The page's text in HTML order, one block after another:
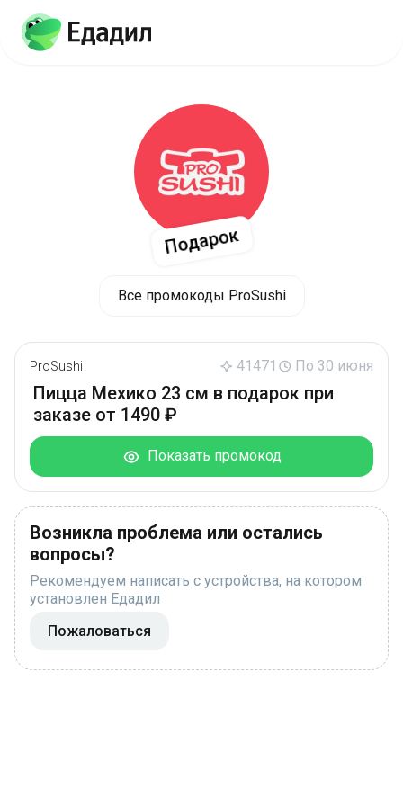
Подарок
Все промокоды ProSushi
ProSushi 41471 По 30 июня
Пицца Мехико 23 см в подарок при
заказе от 1490 ₽
Показать промокод
Возникла проблема или остались
вопросы?
Рекомендуем написать с устройства, на котором
установлен Едадил
Пожаловаться